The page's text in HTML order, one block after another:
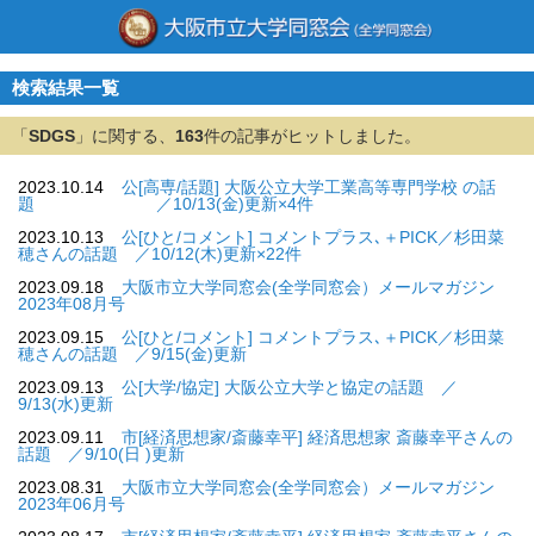
検索結果一覧
「 SDGS 」に関する、 163件の記事がヒットしました。
2023.10.14
公[高専/話題] 大阪公立大学工業高等専門学校 の話
題 ／10/13(金)更新×4件
2023.10.13
公[ひと/コメント] コメントプラス､＋PICK／杉田菜
穂さんの話題 ／10/12(木)更新×22件
2023.09.18
大阪市立大学同窓会(全学同窓会）メールマガジン
2023年08月号
2023.09.15
公[ひと/コメント] コメントプラス､＋PICK／杉田菜
穂さんの話題 ／9/15(金)更新
2023.09.13
公[大学/協定] 大阪公立大学と協定の話題 ／
9/13(水)更新
2023.09.11
市[経済思想家/斎藤幸平] 経済思想家 斎藤幸平さんの
話題 ／9/10(日 )更新
2023.08.31
大阪市立大学同窓会(全学同窓会）メールマガジン
2023年06月号